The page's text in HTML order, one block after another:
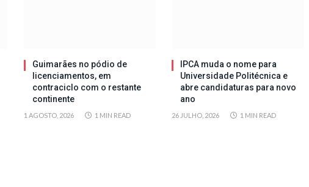
Guimarães no pódio de
licenciamentos, em
contraciclo com o restante
continente
1 AGOSTO, 2026 1 MIN READ
IPCA muda o nome para
Universidade Politécnica e
abre candidaturas para novo
ano
26 JULHO, 2026 1 MIN READ